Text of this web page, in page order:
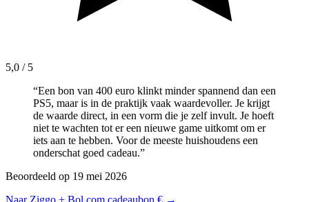
5,0 / 5
“Een bon van 400 euro klinkt minder spannend dan een
PS5, maar is in de praktijk vaak waardevoller. Je krijgt
de waarde direct, in een vorm die je zelf invult. Je hoeft
niet te wachten tot er een nieuwe game uitkomt om er
iets aan te hebben. Voor de meeste huishoudens een
onderschat goed cadeau.”
Beoordeeld op 19 mei 2026
Naar Ziggo + Bol.com cadeaubon € →